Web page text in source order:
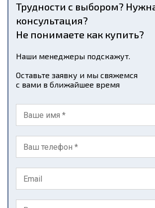
Трудности с выбором?
консультация?
Не понимаете как купить?
Наши менеджеры подскажут.
Оставьте заявку и мы свяжемся
с вами в ближайшее время